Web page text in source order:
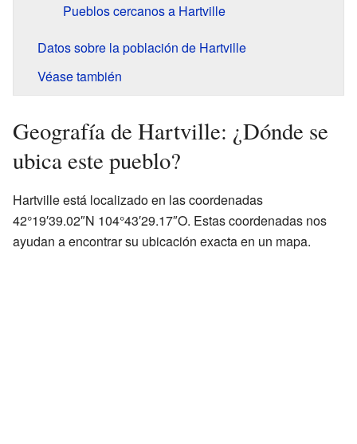
Pueblos cercanos a Hartville
Datos sobre la población de Hartville
Véase también
Geografía de Hartville: ¿Dónde se
ubica este pueblo?
Hartville está localizado en las coordenadas
42°19′39.02″N 104°43′29.17″O. Estas coordenadas nos
ayudan a encontrar su ubicación exacta en un mapa.